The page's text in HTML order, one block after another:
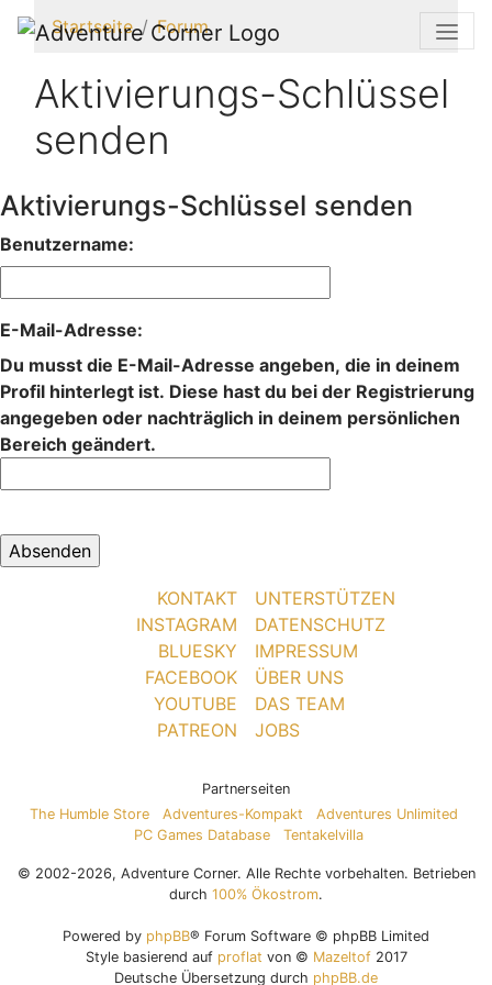
Startseite Forum
Aktivierungs-Schlüssel
senden
Aktivierungs-Schlüssel senden
Benutzername:
E-Mail-Adresse:
Du musst die E-Mail-Adresse angeben, die in deinem
Profil hinterlegt ist. Diese hast du bei der Registrierung
angegeben oder nachträglich in deinem persönlichen
Bereich geändert.
KONTAKT
INSTAGRAM
BLUESKY
FACEBOOK
YOUTUBE
PATREON
UNTERSTÜTZEN
DATENSCHUTZ
IMPRESSUM
ÜBER UNS
DAS TEAM
JOBS
Partnerseiten
The Humble Store
Adventures-Kompakt
Adventures Unlimited
PC Games Database
Tentakelvilla
© 2002-2026, Adventure Corner. Alle Rechte vorbehalten. Betrieben
durch 100% Ökostrom.
Powered by phpBB® Forum Software © phpBB Limited
Style basierend auf proflat von © Mazeltof2017
Deutsche Übersetzung durch phpBB.de